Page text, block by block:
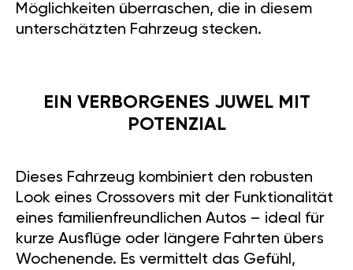
Möglichkeiten überraschen, die in diesem
unterschätzten Fahrzeug stecken.
EIN VERBORGENES JUWEL MIT
POTENZIAL
Dieses Fahrzeug kombiniert den robusten
Look eines Crossovers mit der Funktionalität
eines familienfreundlichen Autos – ideal für
kurze Ausflüge oder längere Fahrten übers
Wochenende. Es vermittelt das Gefühl,